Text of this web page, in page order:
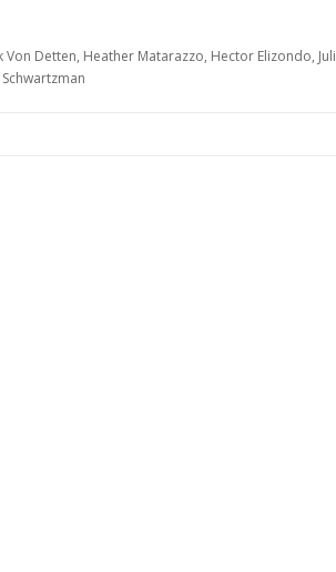
Detten, Heather Matarazzo, Hector Elizondo,